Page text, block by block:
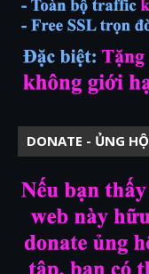
DONATE - ỦNG HỘ